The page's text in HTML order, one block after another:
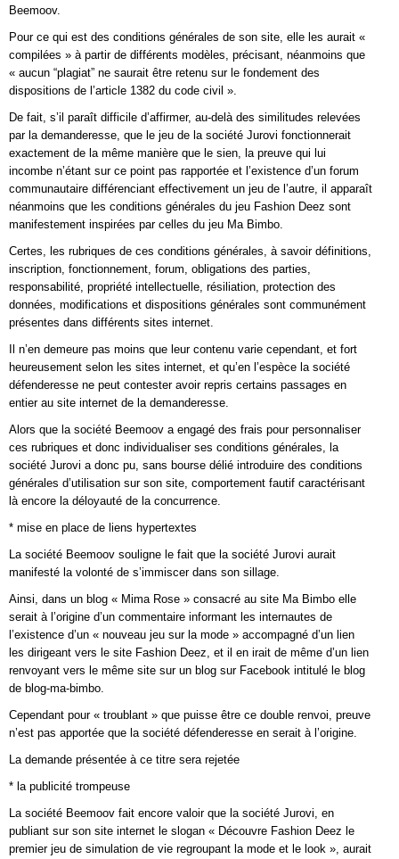
Beemoov.
Pour ce qui est des conditions générales de son site, elle les aurait «
compilées » à partir de différents modèles, précisant, néanmoins que
« aucun “plagiat” ne saurait être retenu sur le fondement des
dispositions de l’article 1382 du code civil ».
De fait, s’il paraît difficile d’affirmer, au-delà des similitudes relevées
par la demanderesse, que le jeu de la société Jurovi fonctionnerait
exactement de la même manière que le sien, la preuve qui lui
incombe n’étant sur ce point pas rapportée et l’existence d’un forum
communautaire différenciant effectivement un jeu de l’autre, il apparaît
néanmoins que les conditions générales du jeu Fashion Deez sont
manifestement inspirées par celles du jeu Ma Bimbo.
Certes, les rubriques de ces conditions générales, à savoir définitions,
inscription, fonctionnement, forum, obligations des parties,
responsabilité, propriété intellectuelle, résiliation, protection des
données, modifications et dispositions générales sont communément
présentes dans différents sites internet.
Il n’en demeure pas moins que leur contenu varie cependant, et fort
heureusement selon les sites internet, et qu’en l’espèce la société
défenderesse ne peut contester avoir repris certains passages en
entier au site internet de la demanderesse.
Alors que la société Beemoov a engagé des frais pour personnaliser
ces rubriques et donc individualiser ses conditions générales, la
société Jurovi a donc pu, sans bourse délié introduire des conditions
générales d’utilisation sur son site, comportement fautif caractérisant
là encore la déloyauté de la concurrence.
* mise en place de liens hypertextes
La société Beemoov souligne le fait que la société Jurovi aurait
manifesté la volonté de s’immiscer dans son sillage.
Ainsi, dans un blog « Mima Rose » consacré au site Ma Bimbo elle
serait à l’origine d’un commentaire informant les internautes de
l’existence d’un « nouveau jeu sur la mode » accompagné d’un lien
les dirigeant vers le site Fashion Deez, et il en irait de même d’un lien
renvoyant vers le même site sur un blog sur Facebook intitulé le blog
de blog-ma-bimbo.
Cependant pour « troublant » que puisse être ce double renvoi, preuve
n’est pas apportée que la société défenderesse en serait à l’origine.
La demande présentée à ce titre sera rejetée
* la publicité trompeuse
La société Beemoov fait encore valoir que la société Jurovi, en
publiant sur son site internet le slogan « Découvre Fashion Deez le
premier jeu de simulation de vie regroupant la mode et le look », aurait